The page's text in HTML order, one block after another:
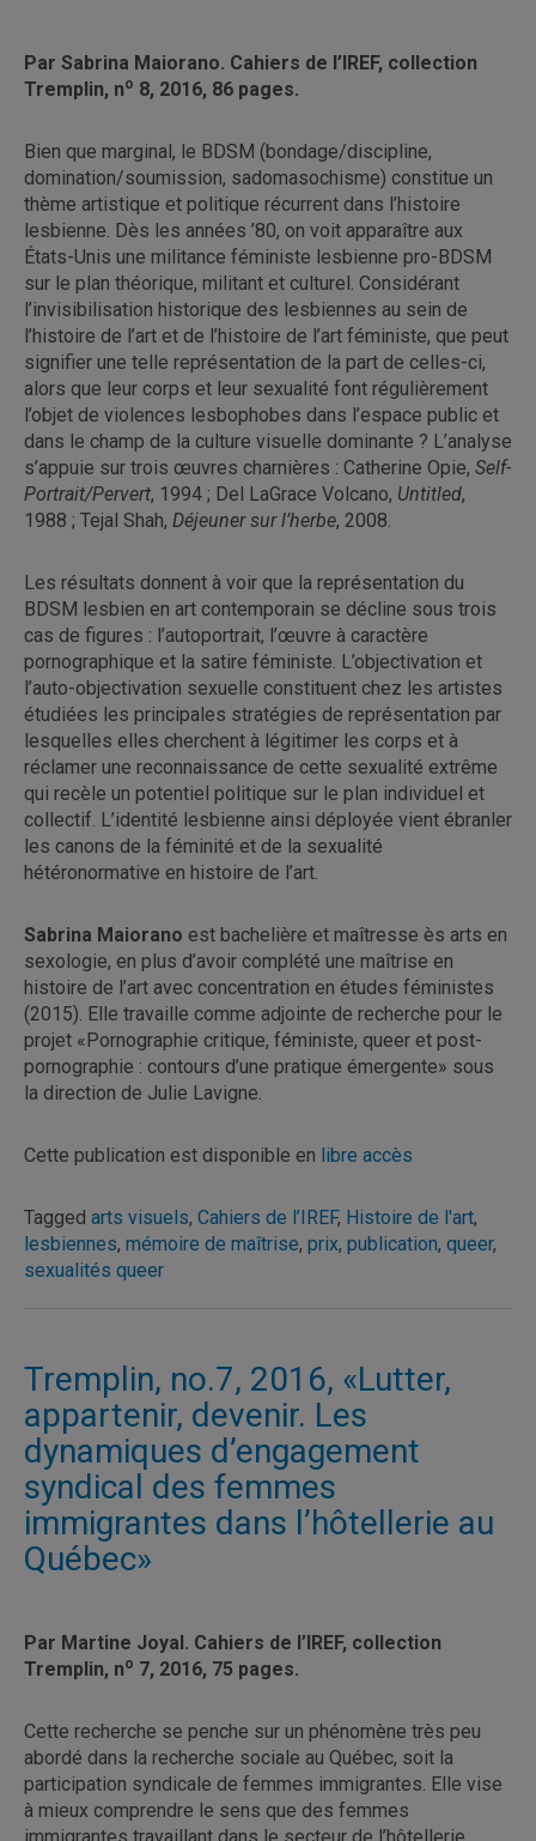
Par Sabrina Maiorano. Cahiers de l’IREF, collection
Tremplin, no 8, 2016, 86 pages.
Bien que marginal, le BDSM (bondage/discipline,
domination/soumission, sadomasochisme) constitue un
thème artistique et politique récurrent dans l’histoire
lesbienne. Dès les années ’80, on voit apparaître aux
États-Unis une militance féministe lesbienne pro-BDSM
sur le plan théorique, militant et culturel. Considérant
l’invisibilisation historique des lesbiennes au sein de
l’histoire de l’art et de l’histoire de l’art féministe, que peut
signifier une telle représentation de la part de celles-ci,
alors que leur corps et leur sexualité font régulièrement
l’objet de violences lesbophobes dans l’espace public et
dans le champ de la culture visuelle dominante ? L’analyse
s’appuie sur trois œuvres charnières : Catherine Opie, Self-
Portrait/Pervert, 1994 ; Del LaGrace Volcano, Untitled,
1988 ; Tejal Shah, Déjeuner sur l’herbe, 2008.
Les résultats donnent à voir que la représentation du
BDSM lesbien en art contemporain se décline sous trois
cas de figures : l’autoportrait, l’œuvre à caractère
pornographique et la satire féministe. L’objectivation et
l’auto-objectivation sexuelle constituent chez les artistes
étudiées les principales stratégies de représentation par
lesquelles elles cherchent à légitimer les corps et à
réclamer une reconnaissance de cette sexualité extrême
qui recèle un potentiel politique sur le plan individuel et
collectif. L’identité lesbienne ainsi déployée vient ébranler
les canons de la féminité et de la sexualité
hétéronormative en histoire de l’art.
Sabrina Maiorano est bachelière et maîtresse ès arts en
sexologie, en plus d’avoir complété une maîtrise en
histoire de l’art avec concentration en études féministes
(2015). Elle travaille comme adjointe de recherche pour le
projet «Pornographie critique, féministe, queer et post-
pornographie : contours d’une pratique émergente» sous
la direction de Julie Lavigne.
Cette publication est disponible en libre accès
Tagged arts visuels, Cahiers de l’IREF, Histoire de l'art,
lesbiennes, mémoire de maîtrise, prix, publication, queer,
sexualités queer
Tremplin, no.7, 2016, «Lutter,
appartenir, devenir. Les
dynamiques d’engagement
syndical des femmes
immigrantes dans l’hôtellerie au
Québec»
Par Martine Joyal. Cahiers de l’IREF, collection
Tremplin, no 7, 2016, 75 pages.
Cette recherche se penche sur un phénomène très peu
abordé dans la recherche sociale au Québec, soit la
participation syndicale de femmes immigrantes. Elle vise
à mieux comprendre le sens que des femmes